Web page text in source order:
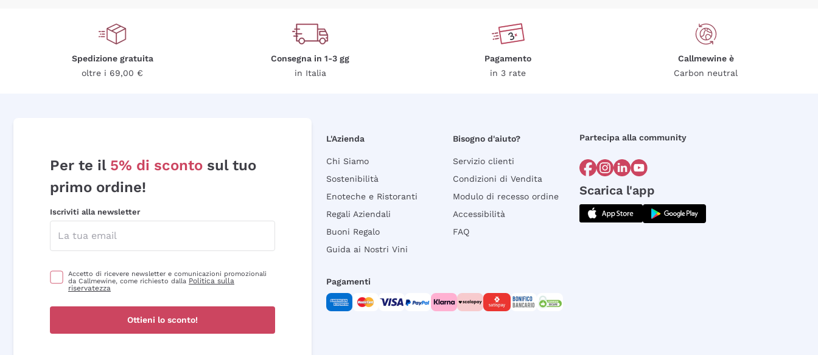
Spedizione gratuita
oltre i 69,00 €
Consegna in 1-3 gg
in Italia
Pagamento
in 3 rate
Callmewine è
Carbon neutral
Per te il 5% di sconto sul tuo
primo ordine!
Iscriviti alla newsletter
Accetto di ricevere newsletter e comunicazioni promozionali
da Callmewine, come richiesto dalla Politica sulla
riservatezza
Ottieni lo sconto!
L'Azienda
Chi Siamo
Sostenibilità
Enoteche e Ristoranti
Regali Aziendali
Buoni Regalo
Guida ai Nostri Vini
Bisogno d'aiuto?
Servizio clienti
Condizioni di Vendita
Modulo di recesso ordine
Accessibilità
FAQ
Partecipa alla community
Scarica l'app
Pagamenti